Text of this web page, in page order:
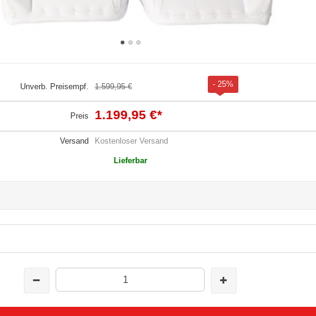
Unverb. Preisempf. 1.599,95 € - 25%
Preis 1.199,95 €*
Versand Kostenloser Versand
Lieferbar